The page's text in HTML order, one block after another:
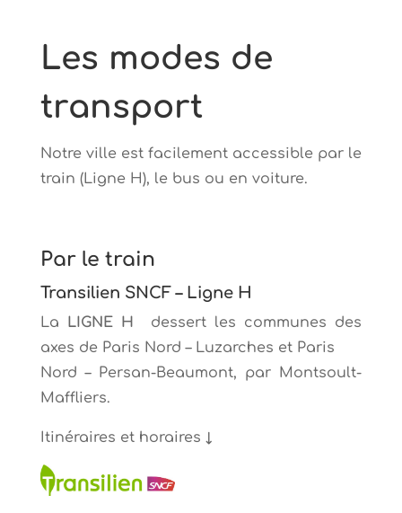
Les modes de
transport
Notre ville est facilement accessible par le
train (Ligne H), le bus ou en voiture.
Par le train
Transilien SNCF– Ligne H
La LIGNE H
dessert les communes des
axes de Paris Nord – Luzarches et Paris
Nord – Persan-Beaumont, par Montsoult-
Maffliers.
Itinéraires et horaires ↓